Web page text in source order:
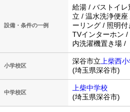
設備・条件の一例
給湯 / バストイ
立 / 温水洗浄便
ーリング / 照明
TVインターホン
内洗濯機置き場 /
小学校区
深谷市立 上柴西
(埼玉県深谷市)
中学校区
上柴中学校
(埼玉県深谷市)